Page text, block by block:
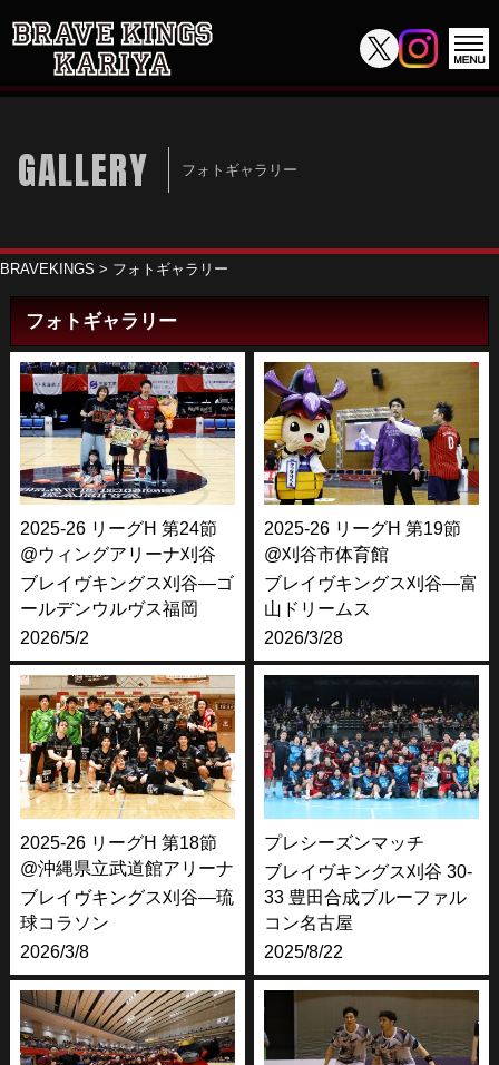
GALLERY フォトギャラリー
BRAVEKINGS > フォトギャラリー
フォトギャラリー
2025-26 リーグH 第24節
@ウィングアリーナ刈谷
ブレイヴキングス刈谷―ゴ
ールデンウルヴス福岡
2026/5/2
2025-26 リーグH 第19節
@刈谷市体育館
ブレイヴキングス刈谷―富
山ドリームス
2026/3/28
2025-26 リーグH 第18節
@沖縄県立武道館アリーナ
ブレイヴキングス刈谷―琉
球コラソン
2026/3/8
プレシーズンマッチ
ブレイヴキングス刈谷 30-
33 豊田合成ブルーファル
コン名古屋
2025/8/22